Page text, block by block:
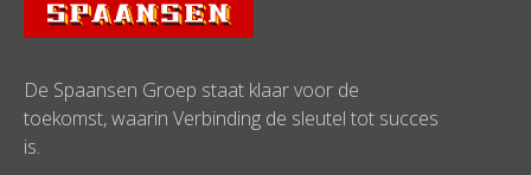
De Spaansen Groep staat klaar voor de
toekomst, waarin Verbinding de sleutel tot succes
is.